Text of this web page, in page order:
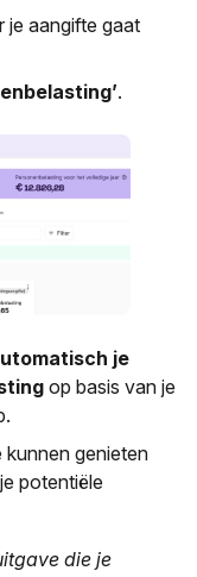
je aangifte gaat
.
je
op basis van je
kunnen genieten
je potentiële
die je